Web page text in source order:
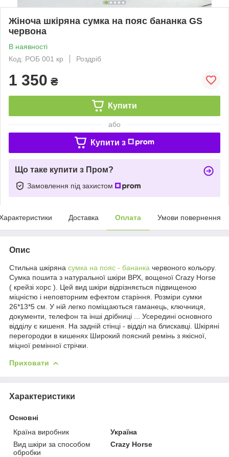
Жіноча шкіряна сумка на пояс бананка GS
червона
В наявності
Код: РОБ 001 кр
Роздріб
1 350 ₴
Купити
або
Купити з
Що таке купити з Пром?
Замовлення під захистом
Доставка Оплата Умови повернення
Опис
Стильна шкіряна сумка на пояс - бананка червоного кольору.
Сумка пошита з натуральної шкіри ВРХ, вощеної Crazy Horse
( крейзі хорс ). Цей вид шкіри відрізняється підвищеною
міцністю і неповторним ефектом старіння. Розміри сумки
26*13*5 см. У ній легко поміщаються гаманець, ключниця,
документи, телефон та інші дрібниці ... Усередині основного
відділу є кишеня. На задній стінці - відділ на блискавці. Шкіряні
перегородки в кишенях Широкий поясний ремінь з якісної,
міцної ремінної стрічки.
Приховати
Характеристики
Основні
Країна виробник
Україна
Вид шкіри за способом
обробки
Crazy Horse